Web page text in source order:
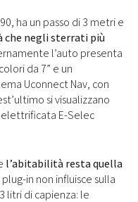
ha un passo di 3 metri e
che negli sterrati più
l’auto presenta
da 7” e un
Uconnect Nav, con
si visualizzano
E-Selec
l’abitabilità resta quella
in non influisce sulla
litri di capienza: le